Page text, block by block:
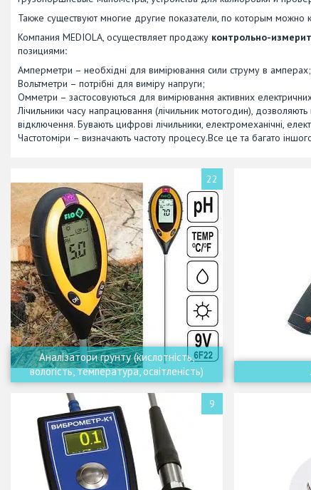
Также существуют многие другие показатели, по которым можно
Компания MEDIOLA, осуществляет продажу контрольно-
позициями:
Амперметри – необхідні для вимірювання сили струму в амперах;
Вольтметри – потрібні для виміру напруги;
Омметри – застосовуються для вимірювання активних
Лічильники часу напрацювання (лічильник мотогодин),
відключення. Бувають цифрові лічильники, електромеханічні,
Частотоміри – визначають частоту процесу.Все це та багато
22
Аналізатори грунту (кислотність,
вологість, температура, освітленість)
9